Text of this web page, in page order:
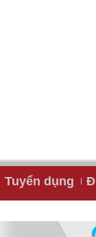
Tuyển dụng